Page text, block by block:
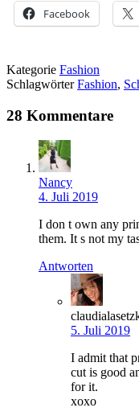
Facebook
Kategorie Fashion
SchlagwörterFashion,
28 Kommentare
Nancy
4. Juli 2019
I don t own any
them. It s not my
Antworten
5. Juli 2019
I admit that
cut is good
for it.
xoxo